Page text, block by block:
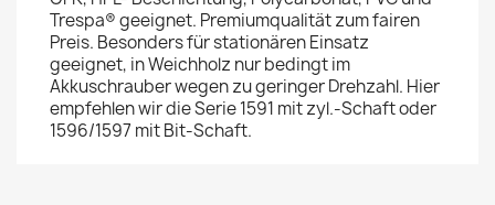
Trespa® geeignet. Premiumqualität zum fairen
Preis. Besonders für stationären Einsatz
geeignet, in Weichholz nur bedingt im
Akkuschrauber wegen zu geringer Drehzahl. Hier
empfehlen wir die Serie 1591 mit zyl.-Schaft oder
1596/1597 mit Bit-Schaft.